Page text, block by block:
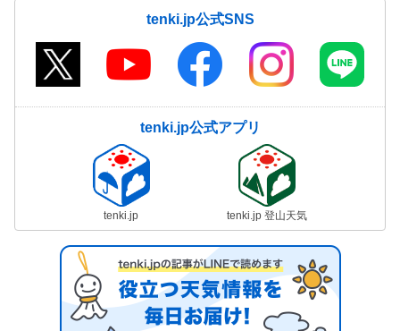
tenki.jp公式SNS
tenki.jp公式アプリ
tenki.jp tenki.jp 登山天気